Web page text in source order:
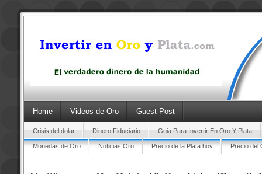
Home Videos de Oro Guest Post
Crisis del dolar Dinero Fiduciario Guia Para Invertir En Oro Y Plata
Monedas de Oro Noticias Oro Precio de la Plata hoy Precio del